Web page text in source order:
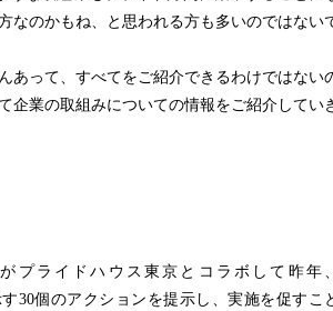
なのかもね、と思われる方も多いのではない
あって、すべてをご紹介できるわけではない
企業の取組みについての情報をご紹介してい
ライドハウス東京とコラボして昨年、
30個のアクションを提示し、実施を促すこ